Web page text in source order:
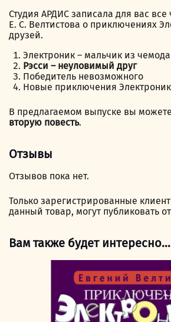
Студия АРДИС записала для вас все
Е. С. Велтистова о приключениях
друзей.
Электроник – мальчик из
Рэсси – неуловимый друг
Победитель невозможного
Новые приключения
В предлагаемом выпуске вы
вторую повесть.
Отзывы
Отзывов пока нет.
Только зарегистрированные
данный товар, могут публиковать
Вам также будет интересно…